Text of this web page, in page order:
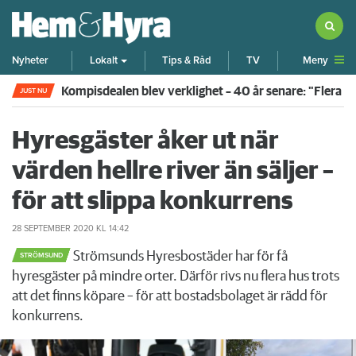
Nyheter Lokalt Tips & Råd TV Meny
JUST NU Kompisdealen blev verklighet – 40 år senare: "Flera
Hyresgäster åker ut när
värden hellre river än säljer –
för att slippa konkurrens
28 SEPTEMBER 2020 KL 14:42
STRÖMSUND
Strömsunds Hyresbostäder har för få
hyresgäster på mindre orter. Därför rivs nu flera hus trots
att det finns köpare – för att bostadsbolaget är rädd för
konkurrens.